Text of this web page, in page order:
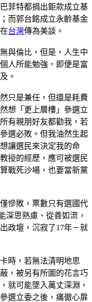
菲特都捐出鉅款成立基
而郭台銘成立永齡基金
台灣傳為美談。
與倫比，但是，人生中
人所能勉強，即便是富
。
只是兼任，但還是耗費
想「更上層樓」參選立
有親朋好友都勸我，若
選必敗。但我油然生起
讓選民來決定我的命
授的經歷，應可被選民
戰死沙場，也要當新黨
慘敗，票數只有選國代
深思熟慮、從善如流，
政壇，沉寂了17年－就
時，若無法清明地思
，被另有所圖的花言巧
就可能墜入萬丈深淵，
選立委之後，痛徹心扉